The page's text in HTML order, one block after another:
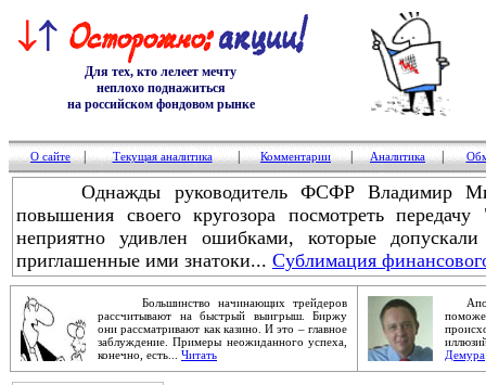
Для тех, кто лелеет мечту
неплохо поднажиться
на российском фондовом рынке
О сайте Текущая аналитика Комментарии Аналитика
Однажды руководитель ФСФР Владимир
повышения своего кругозора посмотреть
неприятно удивлен ошибками, которые
приглашенные ими знатоки... Сублимация
Большинство начинающих трейдеров
рассчитывают на быстрый выигрыш. Биржу
они рассматривают как казино. И это – главное
заблуждение. Примеры неожиданного успеха,
конечно, есть... Читать
Демура